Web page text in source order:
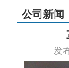
公司新闻
发